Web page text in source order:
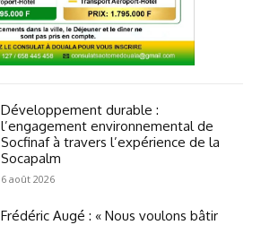
Développement durable :
l’engagement environnemental de
Socfinaf à travers l’expérience de la
Socapalm
6 août 2026
Frédéric Augé : « Nous voulons bâtir